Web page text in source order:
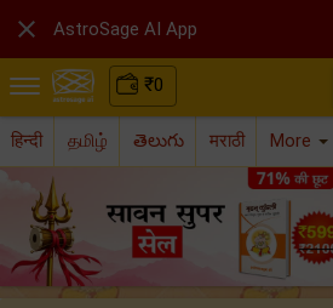
₹0
हिन्दी தமிழ் తెలుగు मराठी More
 AstroSage AI App